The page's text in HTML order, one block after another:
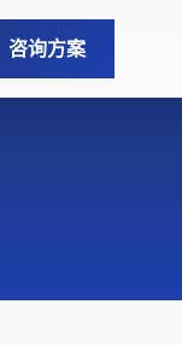
咨询方案